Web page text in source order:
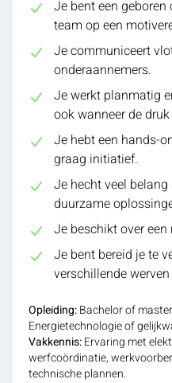
Je bent een
team op een
Je communiceert
onderaannemers.
Je werkt planmatig
ook wanneer de
Je hebt een hands-
graag initiatief.
Je hecht veel
duurzame
Je beschikt over een
Je bent bereid je te
verschillende
Opleiding:Bachelor of
Energietechnologie of
Vakkennis:Ervaring met
werfcoördinatie,
technische plannen.